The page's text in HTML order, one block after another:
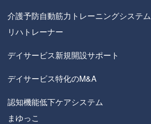
介護予防自動筋力トレーニングシステム
リハトレーナー
デイサービス新規開設サポート
デイサービス特化のM&A
認知機能低下ケアシステム
まゆっこ